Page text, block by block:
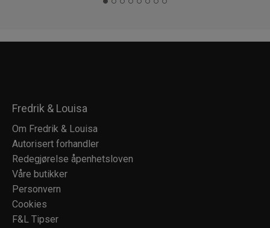
Fredrik & Louisa
Om Fredrik & Louisa
Autorisert forhandler
Redegjørelse åpenhetsloven
Våre butikker
Personvern
Cookies
F&L Tipser